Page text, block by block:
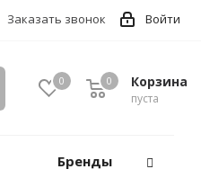
Войти
Заказать звонок
0 Корзина
пуста
0
Бренды